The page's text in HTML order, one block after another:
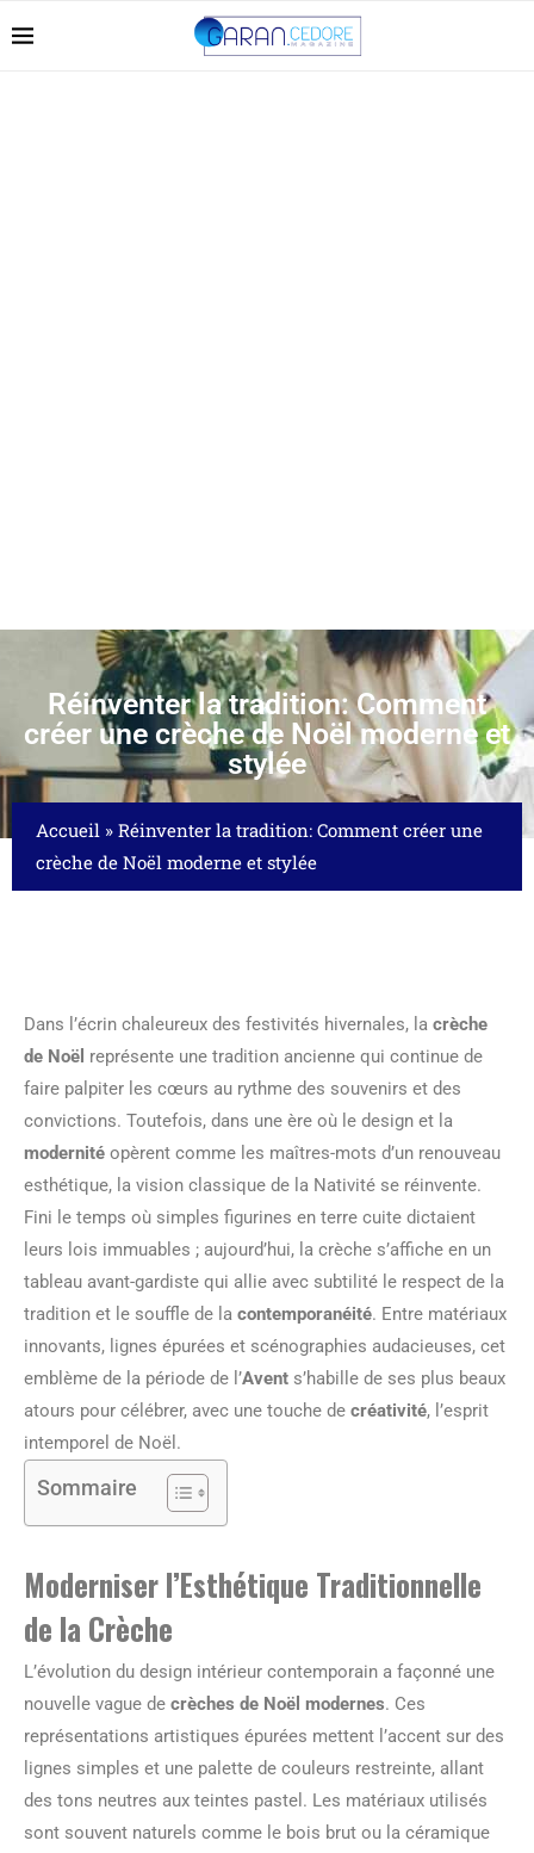
Réinventer la tradition: Comment
créer une crèche de Noël moderne et
stylée
Accueil » Réinventer la tradition: Comment créer une
crèche de Noël moderne et stylée
Dans l’écrin chaleureux des festivités hivernales, la crèche
de Noël représente une tradition ancienne qui continue de
faire palpiter les cœurs au rythme des souvenirs et des
convictions. Toutefois, dans une ère où le design et la
modernité opèrent comme les maîtres-mots d’un renouveau
esthétique, la vision classique de la Nativité se réinvente.
Fini le temps où simples figurines en terre cuite dictaient
leurs lois immuables ; aujourd’hui, la crèche s’affiche en un
tableau avant-gardiste qui allie avec subtilité le respect de la
tradition et le souffle de la contemporanéité. Entre matériaux
innovants, lignes épurées et scénographies audacieuses, cet
emblème de la période de l’Avent s’habille de ses plus beaux
atours pour célébrer, avec une touche de créativité, l’esprit
intemporel de Noël.
Sommaire
Moderniser l’Esthétique Traditionnelle
de la Crèche
L’évolution du design intérieur contemporain a façonné une
nouvelle vague de crèches de Noël modernes. Ces
représentations artistiques épurées mettent l’accent sur des
lignes simples et une palette de couleurs restreinte, allant
des tons neutres aux teintes pastel. Les matériaux utilisés
sont souvent naturels comme le bois brut ou la céramique